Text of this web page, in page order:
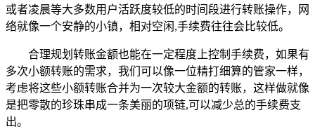
或者凌晨等大多数用户活跃度较低的时间段进行转账操作，网
络就像一个安静的小镇，相对空闲,手续费往往会比较低。
合理规划转账金额也能在一定程度上控制手续费，如果有
多次小额转账的需求，我们可以像一位精打细算的管家一样，
考虑将这些小额转账合并为一次较大金额的转账，这样做就像
是把零散的珍珠串成一条美丽的项链,可以减少总的手续费支
出。